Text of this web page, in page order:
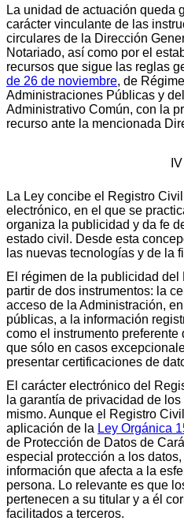
La unidad de actuación queda
carácter vinculante de las
circulares de la Dirección
Notariado, así como por el
recursos que sigue las reglas
de 26 de noviembre, de
Administraciones Públicas y
Administrativo Común, con la
recurso ante la mencionada
IV
La Ley concibe el Registro
electrónico, en el que se
organiza la publicidad y da fe
estado civil. Desde esta
las nuevas tecnologías y de la
El régimen de la publicidad
partir de dos instrumentos: la
acceso de la Administración,
públicas, a la información
como el instrumento
que sólo en casos
presentar certificaciones de
El carácter electrónico del
la garantía de privacidad de
mismo. Aunque el Registro
aplicación de la Ley Orgánica
de Protección de Datos de
especial protección a los
información que afecta a la
persona. Lo relevante es que
pertenecen a su titular y a él
facilitados a terceros.